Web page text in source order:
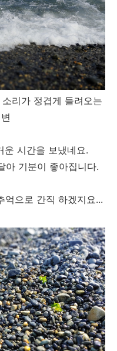
리가 정겹게 들려오는
운 시간을 보냈네요.
아 기분이 좋아집니다.
억으로 간직 하겠지요...